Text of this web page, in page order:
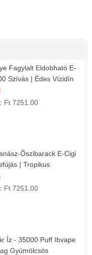
Fagylalt Eldobható E-
Szívás | Édes Vízidín
Ft 7251.00
Őszibarack E-Cigi
| Tropikus
Ft 7251.00
Íz - 35000 Puff Ibvape
Gyümölcsös